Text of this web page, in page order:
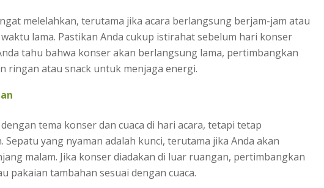
melelahkan, terutama jika acara berlangsung berjam-jam atau
lama. Pastikan Anda cukup istirahat sebelum hari konser
tahu bahwa konser akan berlangsung lama, pertimbangkan
ringan atau snack untuk menjaga energi.
tema konser dan cuaca di hari acara, tetapi tetap
yang nyaman adalah kunci, terutama jika Anda akan
malam. Jika konser diadakan di luar ruangan, pertimbangkan
pakaian tambahan sesuai dengan cuaca.